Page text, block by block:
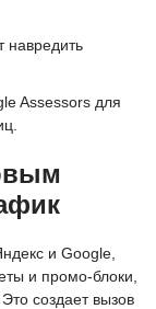
навредить
Assessors для
и Google,
и промо-блоки,
создает вызов